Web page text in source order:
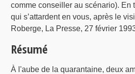
comme conseiller au scénario). En
qui s’attardent en vous, après le
Roberge, La Presse, 27 février
Résumé
À l'aube de la quarantaine, deux